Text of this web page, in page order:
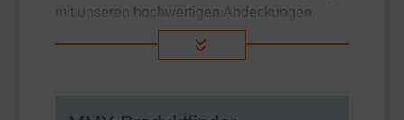
mit unseren hochwertigen Abdeckungen
(Planen) aus reißfestem Vinyl. Unsere Pickup
Plane besteht aus einem 3-Lagen-
»